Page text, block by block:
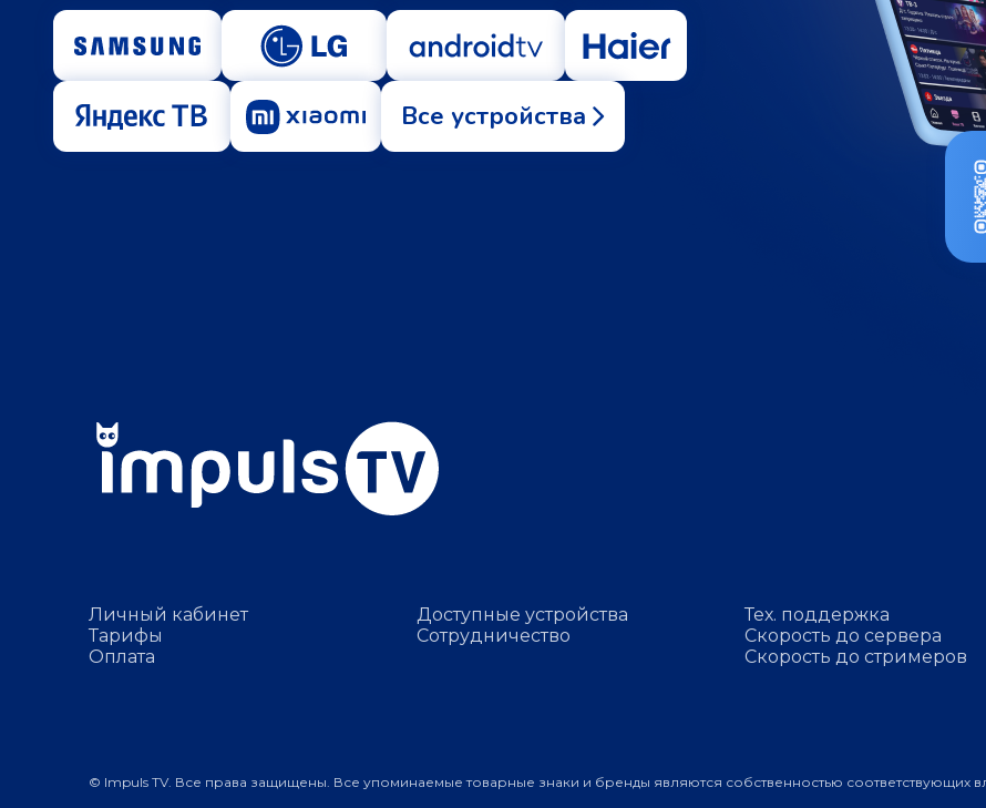
Все устройства
Личный кабинет
Тарифы
Оплата
Доступные устройства
Сотрудничество
Тех. поддержка
Скорость до сервера
Скорость до стримеров
© Impuls TV. Все права защищены. Все упоминаемые товарные знаки и бренды являются собственностью соответствующих